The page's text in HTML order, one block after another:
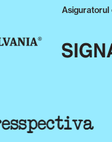
Asiguratorul